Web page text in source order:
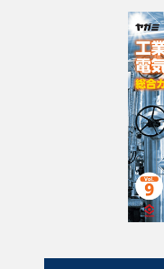
シリコンベルトヒーター
カタログダウンロー